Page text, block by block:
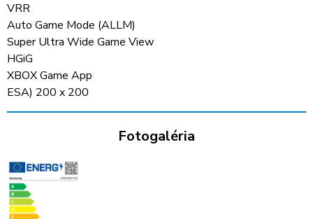
VRR
Auto Game Mode (ALLM)
Super Ultra Wide Game View
HGiG
XBOX Game App
ESA) 200 x 200
Fotogaléria